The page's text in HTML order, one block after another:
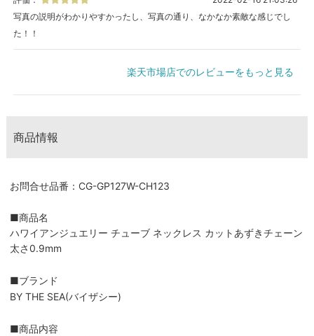
写真の説明がわかりやすかったし、写真の通り、なかなか素敵な感じでし
た！！
楽天市場店でのレビューをもっと見る
商品情報
お問合せ品番：CG-GP127W-CH123
■商品名
ハワイアンジュエリー チューブ ネックレス カットあずきチェーン
太さ0.9mm
■ブランド
BY THE SEA(バイザシー)
■商品内容